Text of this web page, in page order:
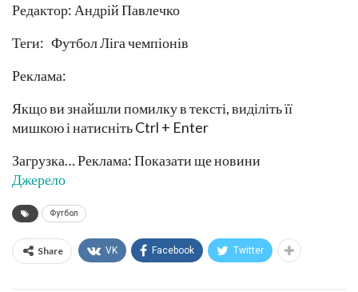
Редактор: Андрій Павлечко
Теги: Футбол Ліга чемпіонів
Реклама:
Якщо ви знайшли помилку в тексті, виділіть її
мишкою і натисніть Ctrl + Enter
Загрузка… Реклама: Показати ще новини
Джерело
Футбол
Share VK Facebook Twitter